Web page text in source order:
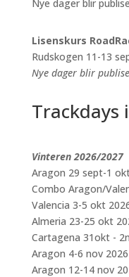
Nye dager blir
Lisenskurs
Rudskogen 11-13
Nye dager blir
Trackdays
Vinteren 2026/2027
Aragon 29 sept-1
Combo Aragon/
Valencia 3-5 okt
Almeria 23-25 okt
Cartagena 31okt -
Aragon 4-6 nov 2026
Aragon 12-14 nov